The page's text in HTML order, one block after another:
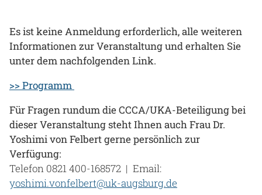
Es ist keine Anmeldung erforderlich, alle weiteren
Informationen zur Veranstaltung und erhalten Sie
unter dem nachfolgenden Link.
>> Programm
Für Fragen rundum die CCCA/UKA-Beteiligung bei
dieser Veranstaltung steht Ihnen auch Frau Dr.
Yoshimi von Felbert gerne persönlich zur
Verfügung:
Telefon 0821 400-168572 | Email:
yoshimi.vonfelbert@uk-augsburg.de